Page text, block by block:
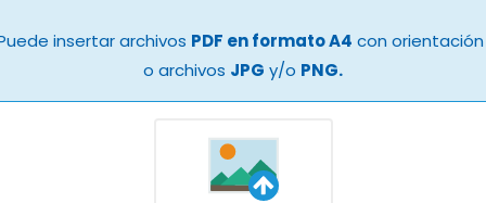
insertar archivos PDF en formato A4 con
o archivos JPG y/o PNG.